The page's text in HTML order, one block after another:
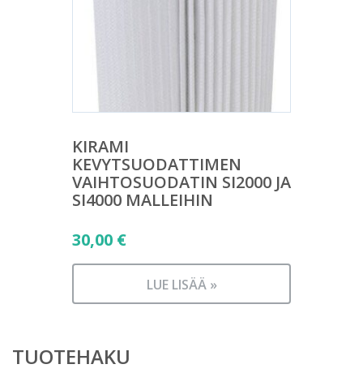
KIRAMI
KEVYTSUODATTIMEN
VAIHTOSUODATIN SI2000 JA
SI4000 MALLEIHIN
30,00 €
LUE LISÄÄ »
TUOTEHAKU